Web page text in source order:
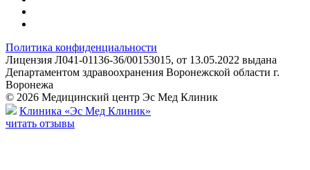
Политика конфиденциальности
Лицензия Л041-01136-36/00153015, от 13.05.2022 выдана
Департаментом здравоохранения Воронежской области г.
Воронежа
© 2026 Медицинский центр Эс Мед Клиник
Клиника «Эс Мед Клиник»
читать отзывы